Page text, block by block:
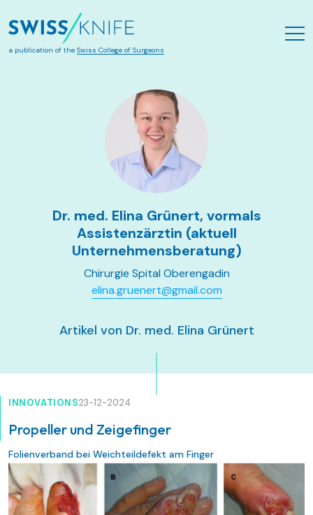
Zum Hauptinhalt springen
a publication of the Swiss College of Surgeons
Dr. med. Elina Grünert, vormals
Assistenzärztin (aktuell
Unternehmensberatung)
Chirurgie Spital Oberengadin
elina.gruenert@gmail.com
Artikel von Dr. med. Elina Grünert
INNOVATIONS23-12-2024
Propeller und Zeigefinger
Folienverband bei Weichteildefekt am Finger